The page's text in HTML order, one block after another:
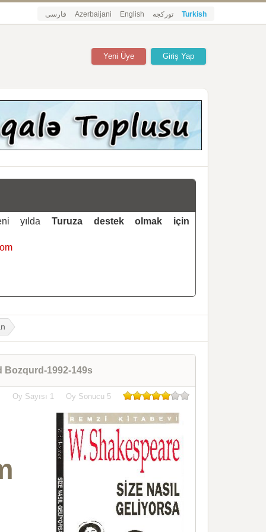
فارسی Azerbaijani English تورکجه Turkish
Giriş Yap
Yeni Üye
yıldaTuruza destek olmak için
Bozqurd-1992-149s
Oy Sayısı 1 Oy Sonucu 5